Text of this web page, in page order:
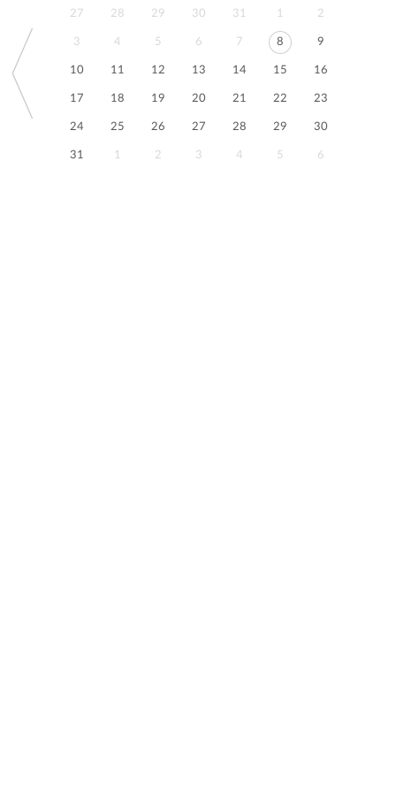
27 28 29 30 31 1 2
3 4 5 6 7 8 9
10 11 12 13 14 15 16
17 18 19 20 21 22 23
24 25 26 27 28 29 30
31 1 2 3 4 5 6